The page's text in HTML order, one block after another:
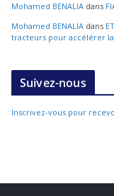
Mohamed BENALIA dans
Mohamed BENALIA dans
tracteurs pour accélérer
Suivez-nous
Inscrivez-vous pour